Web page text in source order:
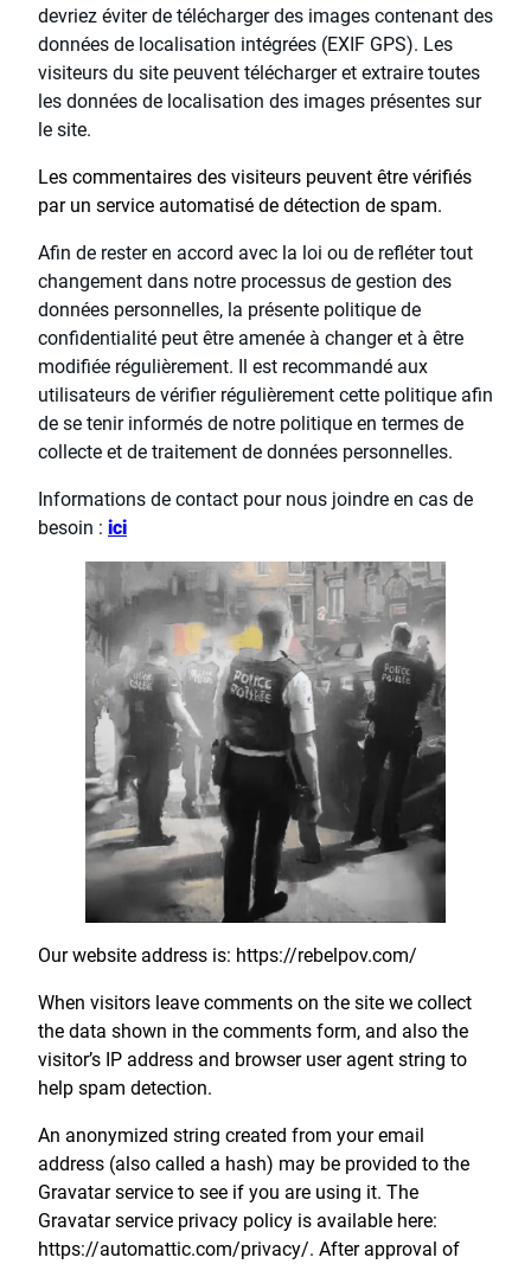
devriez éviter de télécharger des images contenant des
données de localisation intégrées (EXIF GPS). Les
visiteurs du site peuvent télécharger et extraire toutes
les données de localisation des images présentes sur
le site.
Les commentaires des visiteurs peuvent être vérifiés
par un service automatisé de détection de spam.
Afin de rester en accord avec la loi ou de refléter tout
changement dans notre processus de gestion des
données personnelles, la présente politique de
confidentialité peut être amenée à changer et à être
modifiée régulièrement. Il est recommandé aux
utilisateurs de vérifier régulièrement cette politique afin
de se tenir informés de notre politique en termes de
collecte et de traitement de données personnelles.
Informations de contact pour nous joindre en cas de
besoin : ici
Our website address is: https://rebelpov.com/
When visitors leave comments on the site we collect
the data shown in the comments form, and also the
visitor’s IP address and browser user agent string to
help spam detection.
An anonymized string created from your email
address (also called a hash) may be provided to the
Gravatar service to see if you are using it. The
Gravatar service privacy policy is available here:
https://automattic.com/privacy/. After approval of